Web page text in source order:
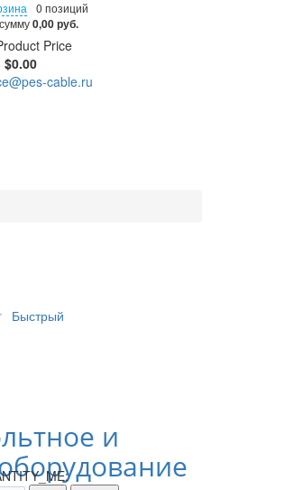
0 позиций
0,00 руб.
Price
$0.00
cable.ru
Быстрый
и